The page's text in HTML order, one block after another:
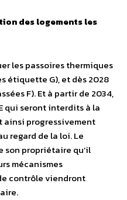
des logements les
les passoires thermiques
étiquette G), et dès 2028
F). Et à partir de 2034,
qui seront interdits à la
ainsi progressivement
regard de la loi. Le
son propriétaire qu’il
mécanismes
contrôle viendront